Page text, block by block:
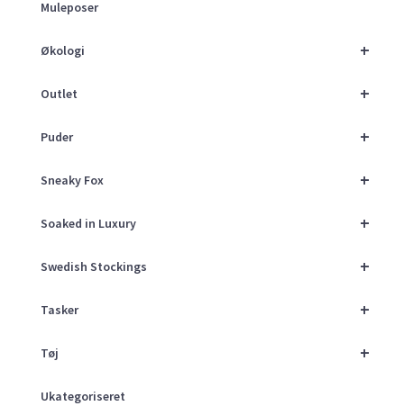
Muleposer
+
Økologi
+
Outlet
+
Puder
+
Sneaky Fox
+
Soaked in Luxury
+
Swedish Stockings
+
Tasker
+
Tøj
Ukategoriseret